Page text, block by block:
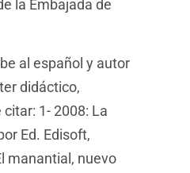
la Embajada de
al español y autor
didáctico,
1- 2008: La
Ed. Edisoft,
manantial, nuevo